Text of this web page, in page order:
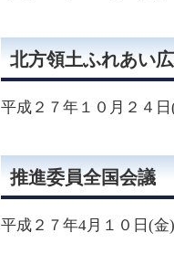
北方領土ふれあい
平成２７年１０月２４
推進委員全国会議
平成２７年4月１０日(金